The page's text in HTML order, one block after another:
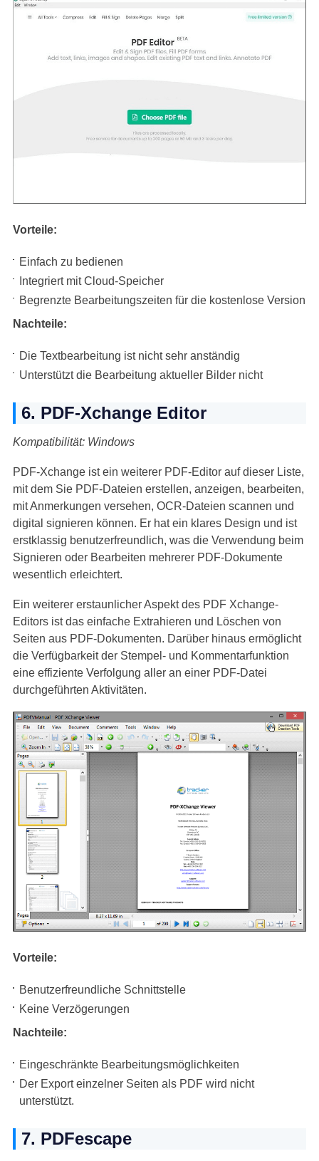
Vorteile:
Einfach zu bedienen
Integriert mit Cloud-Speicher
Begrenzte Bearbeitungszeiten für die kostenlose Version
Nachteile:
Die Textbearbeitung ist nicht sehr anständig
Unterstützt die Bearbeitung aktueller Bilder nicht
6. PDF-Xchange Editor
Kompatibilität: Windows
PDF-Xchange ist ein weiterer PDF-Editor auf dieser Liste,
mit dem Sie PDF-Dateien erstellen, anzeigen, bearbeiten,
mit Anmerkungen versehen, OCR-Dateien scannen und
digital signieren können. Er hat ein klares Design und ist
erstklassig benutzerfreundlich, was die Verwendung beim
Signieren oder Bearbeiten mehrerer PDF-Dokumente
wesentlich erleichtert.
Ein weiterer erstaunlicher Aspekt des PDF Xchange-
Editors ist das einfache Extrahieren und Löschen von
Seiten aus PDF-Dokumenten. Darüber hinaus ermöglicht
die Verfügbarkeit der Stempel- und Kommentarfunktion
eine effiziente Verfolgung aller an einer PDF-Datei
durchgeführten Aktivitäten.
Vorteile:
Benutzerfreundliche Schnittstelle
Keine Verzögerungen
Nachteile:
Eingeschränkte Bearbeitungsmöglichkeiten
Der Export einzelner Seiten als PDF wird nicht
unterstützt.
7. PDFescape